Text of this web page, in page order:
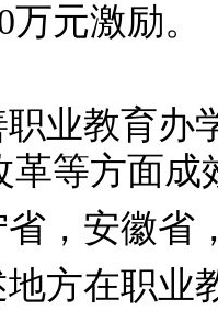
万元激励
业教育办
革等方面成
，安徽省
地方在职业